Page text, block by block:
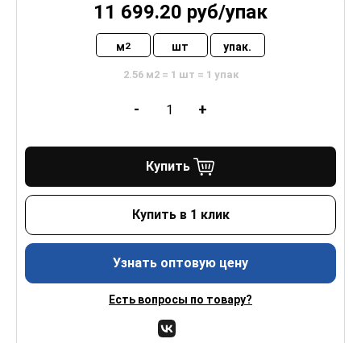
11 699.20 руб/упак
м2 шт упак.
2.56 м2 = 1 шт = 1 упак
- +
Купить
Купить в 1 клик
Узнать оптовую цену
Есть вопросы по товару?